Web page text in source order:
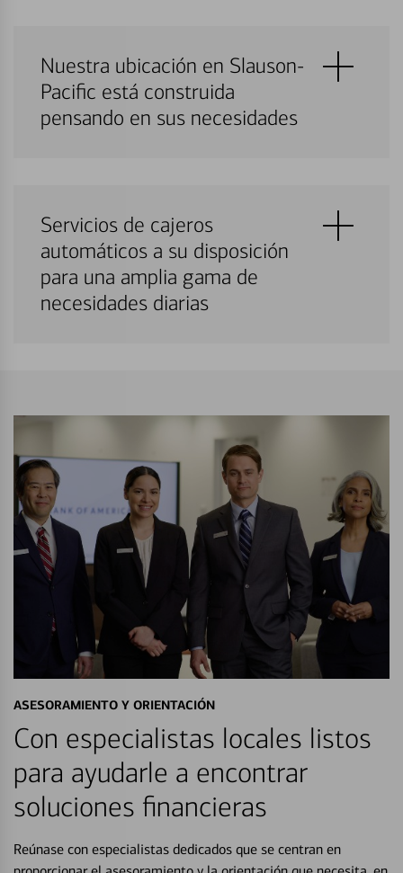
Nuestra ubicación en Slauson-
Pacific está construida
pensando en sus necesidades
Servicios de cajeros
automáticos a su disposición
para una amplia gama de
necesidades diarias
ASESORAMIENTO Y ORIENTACIÓN
Con especialistas locales listos
para ayudarle a encontrar
soluciones financieras
Reúnase con especialistas dedicados que se centran en